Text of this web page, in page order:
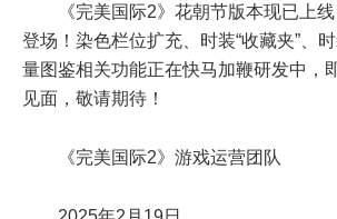
《完美国际2》花朝节版本现已上
登场！染色栏位扩充、时装“收藏夹”、
量图鉴相关功能正在快马加鞭研发中，
见面，敬请期待！
《完美国际2》游戏运营团队